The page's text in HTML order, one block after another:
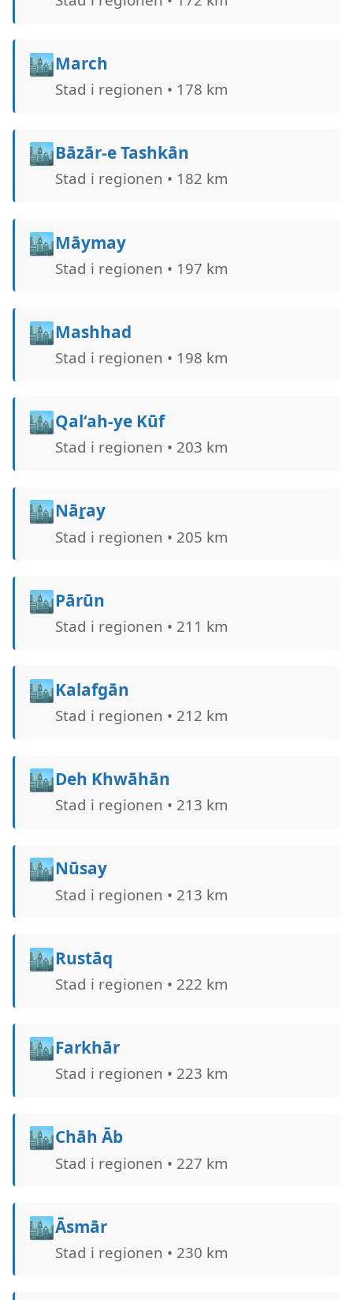
🏙️March
Stad i regionen • 178 km
🏙️Bāzār-e Tashkān
Stad i regionen • 182 km
🏙️Māymay
Stad i regionen • 197 km
🏙️Mashhad
Stad i regionen • 198 km
🏙️Qal‘ah-ye Kūf
Stad i regionen • 203 km
🏙️Nāṟay
Stad i regionen • 205 km
🏙️Pārūn
Stad i regionen • 211 km
🏙️Kalafgān
Stad i regionen • 212 km
🏙️Deh Khwāhān
Stad i regionen • 213 km
🏙️Nūsay
Stad i regionen • 213 km
🏙️Rustāq
Stad i regionen • 222 km
🏙️Farkhār
Stad i regionen • 223 km
🏙️Chāh Āb
Stad i regionen • 227 km
🏙️Āsmār
Stad i regionen • 230 km